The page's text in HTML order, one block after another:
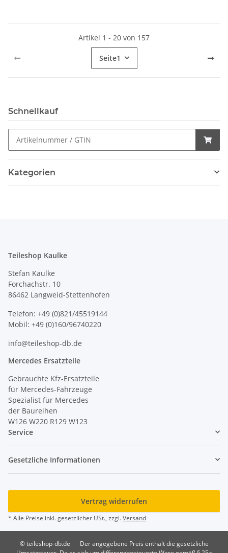
Artikel 1 - 20 von 157
Seite1
Schnellkauf
Kategorien
Teileshop Kaulke
Stefan Kaulke
Forchachstr. 10
86462 Langweid-Stettenhofen
Telefon: +49 (0)821/45519144
Mobil: +49 (0)160/96740220
info@teileshop-db.de
Mercedes Ersatzteile
Gebrauchte Kfz-Ersatzteile
für Mercedes-Fahrzeuge
Spezialist für Mercedes
der Baureihen
W126 W220 R129 W123
Service
Gesetzliche Informationen
Vertrag widerrufen
* Alle Preise inkl. gesetzlicher USt., zzgl.Versand
© teileshop-db.de
Der angegebene Preis enthält die gesetzliche